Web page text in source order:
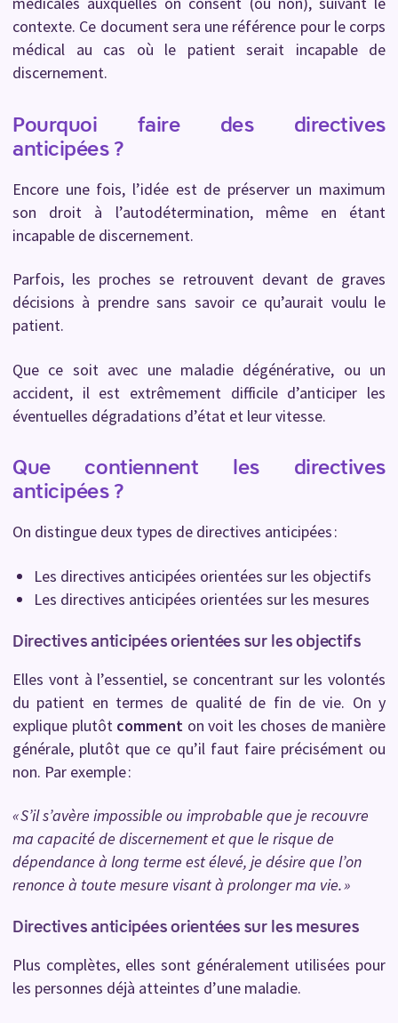
contexte. Ce document sera une référence pour le corps
médical au cas où le patient serait incapable de
discernement.
Pourquoi faire des directives
anticipées ?
Encore une fois, l’idée est de préserver un maximum
son droit à l’autodétermination, même en étant
incapable de discernement.
Parfois, les proches se retrouvent devant de graves
décisions à prendre sans savoir ce qu’aurait voulu le
patient.
Que ce soit avec une maladie dégénérative, ou un
accident, il est extrêmement difficile d’anticiper les
éventuelles dégradations d’état et leur vitesse.
Que contiennent les directives
anticipées ?
On distingue deux types de directives anticipées :
Les directives anticipées orientées sur les objectifs
Les directives anticipées orientées sur les mesures
Directives anticipées orientées sur les objectifs
Elles vont à l’essentiel, se concentrant sur les volontés
du patient en termes de qualité de fin de vie. On y
explique plutôt comment on voit les choses de manière
générale, plutôt que ce qu’il faut faire précisément ou
non. Par exemple :
« S’il s’avère impossible ou improbable que je recouvre
ma capacité de discernement et que le risque de
dépendance à long terme est élevé, je désire que l’on
renonce à toute mesure visant à prolonger ma vie. »
Directives anticipées orientées sur les mesures
Plus complètes, elles sont généralement utilisées pour
les personnes déjà atteintes d’une maladie.